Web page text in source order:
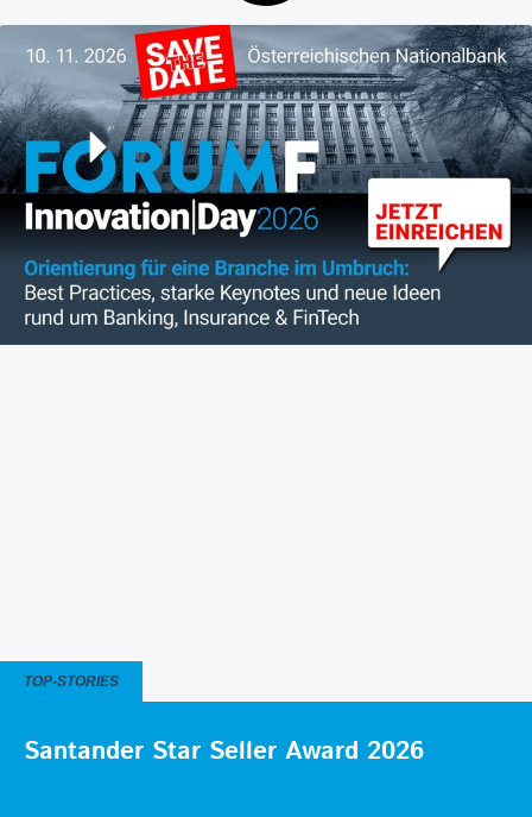
TOP-STORIES
Santander Star Seller Award 2026